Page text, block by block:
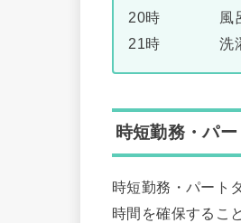
20時 風呂
21時 洗濯（
時短勤務・パ
時短勤務・パート
時間を確保するこ